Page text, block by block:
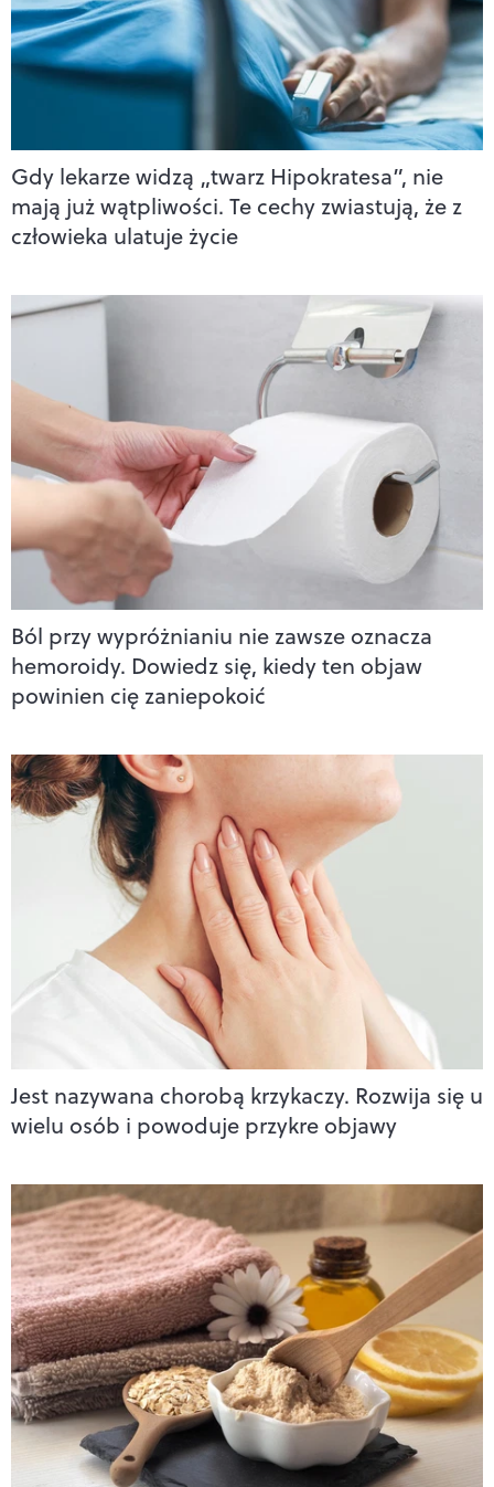
Gdy lekarze widzą „twarz Hipokratesa”, nie
mają już wątpliwości. Te cechy zwiastują, że z
człowieka ulatuje życie
Ból przy wypróżnianiu nie zawsze oznacza
hemoroidy. Dowiedz się, kiedy ten objaw
powinien cię zaniepokoić
Jest nazywana chorobą krzykaczy. Rozwija się u
wielu osób i powoduje przykre objawy